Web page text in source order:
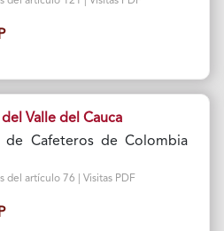
Valle del Cauca
de Cafeteros de Colombia
del artículo 76 | Visitas PDF